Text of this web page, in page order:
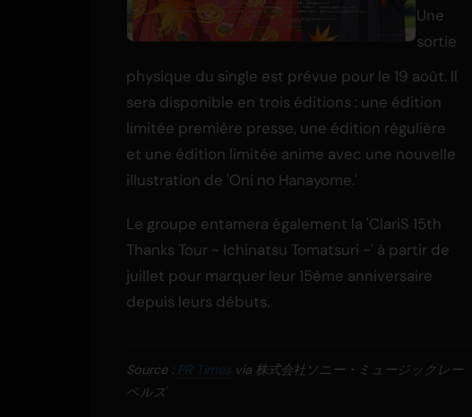
Une
sortie
physique du single est prévue pour le 19 août. Il
sera disponible en trois éditions : une édition
limitée première presse, une édition régulière
et une édition limitée anime avec une nouvelle
illustration de 'Oni no Hanayome.'
Le groupe entamera également la 'ClariS 15th
Thanks Tour ~ Ichinatsu Tomatsuri ~' à partir de
juillet pour marquer leur 15ème anniversaire
depuis leurs débuts.
Source : PR Times via 株式会社ソニー・ミュージックレー
ベルズ